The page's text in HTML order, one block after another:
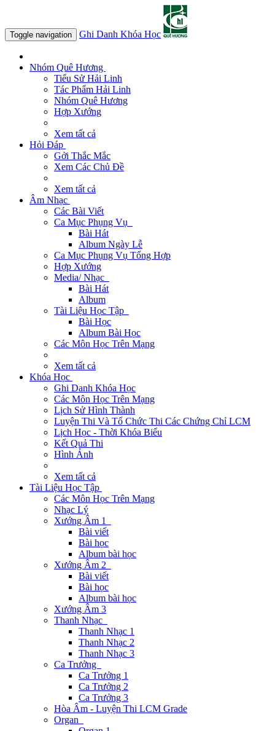
Toggle navigation Ghi Danh Khóa Học
Nhóm Quê Hương
Tiểu Sử Hải Linh
Tác Phẩm Hải Linh
Nhóm Quê Hương
Hợp Xướng
Xem tất cả
Hỏi Đáp
Gởi Thắc Mắc
Xem Các Chủ Đề
Xem tất cả
Âm Nhạc
Các Bài Viết
Ca Mục Phụng Vụ
Bài Hát
Album Ngày Lễ
Ca Mục Phụng Vụ Tổng Hợp
Hợp Xướng
Media/ Nhạc
Bài Hát
Album
Tài Liệu Học Tập
Bài Học
Album Bài Học
Các Môn Học Trên Mạng
Xem tất cả
Khóa Học
Ghi Danh Khóa Học
Các Môn Học Trên Mạng
Lịch Sử Hình Thành
Luyện Thi Và Tổ Chức Thi Các Chứng Chỉ LCM
Lịch Học - Thời Khóa Biểu
Kết Quả Thi
Hình Ảnh
Xem tất cả
Tài Liệu Học Tập
Các Môn Học Trên Mạng
Nhạc Lý
Xướng Âm 1
Bài viết
Bài học
Album bài học
Xướng Âm 2
Bài viết
Bài học
Album bài học
Xướng Âm 3
Thanh Nhạc
Thanh Nhạc 1
Thanh Nhạc 2
Thanh Nhạc 3
Ca Trưởng
Ca Trưởng 1
Ca Trưởng 2
Ca Trưởng 3
Hòa Âm - Luyện Thi LCM Grade
Organ